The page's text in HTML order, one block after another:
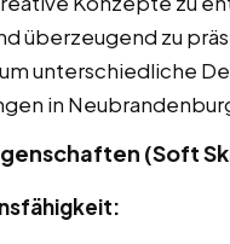
überzeugend zu
unterschiedliche
in
(Soft